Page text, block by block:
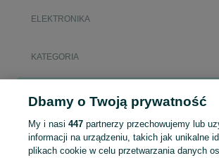
ELEKTRONIKA
KATEGORIA
projetory klimatyzacja
Dbamy o Twoją prywatność
My i nasi 447partnerzy przechowujemy lub
informacji na urządzeniu, takich jak unikalne
plikach cookie w celu przetwarzania danych